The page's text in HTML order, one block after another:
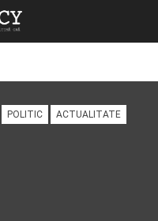
POLITIC ACTUALITATE